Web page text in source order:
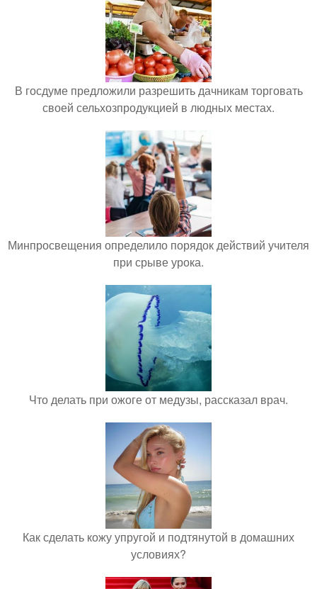
В госдуме предложили разрешить дачникам торговать
своей сельхозпродукцией в людных местах.
Минпросвещения определило порядок действий учителя
при срыве урока.
Что делать при ожоге от медузы, рассказал врач.
Как сделать кожу упругой и подтянутой в домашних
условиях?